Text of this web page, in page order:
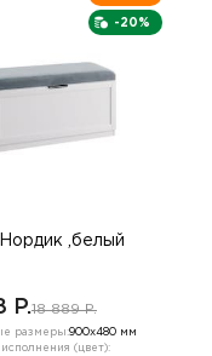
-20%
,белый
P.18 889 P.
размеры:900х480 мм
(цвет):